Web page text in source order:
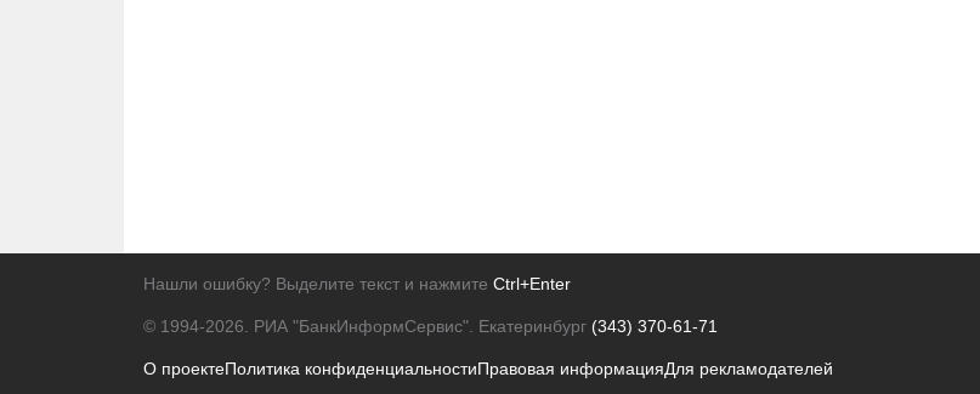
Нашли ошибку? Выделите текст и нажмите Ctrl+Enter
© 1994-2026. РИА "БанкИнформСервис". Екатеринбург (343) 370-61-71
О проектеПолитика конфиденциальностиПравовая информацияДля рекламодателей